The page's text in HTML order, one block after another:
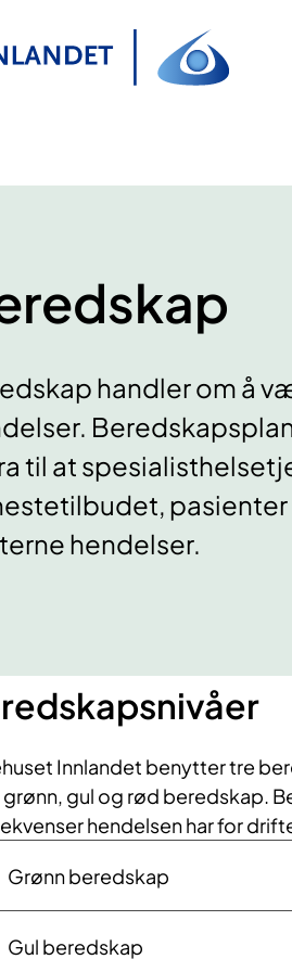
handler om å
til at
hendelser.
Innlandet benytter tre
gul og rød beredskap.
hendelsen har for
Grønn beredskap
Gul beredskap